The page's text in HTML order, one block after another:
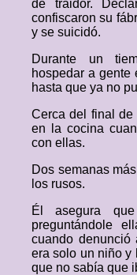
de traidor.
confiscaron su
y se suicidó.
Durante un
hospedar a gente
hasta que ya no
Cerca del final de
en la cocina
con ellas.
Dos semanas
los rusos.
Él asegura
preguntándole
cuando denunció
era solo un niño y
que no sabía que